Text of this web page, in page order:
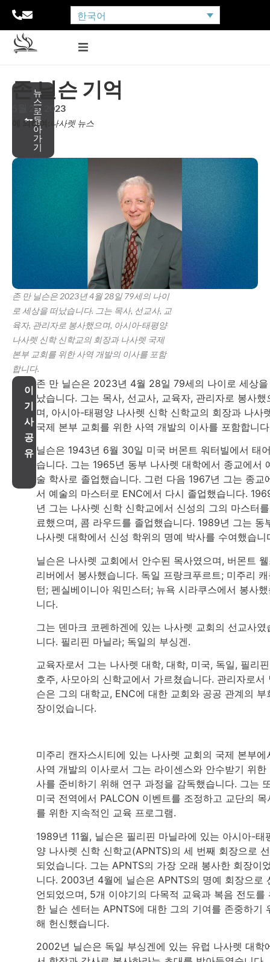
한국어
뉴
스
로
돌
아
가
기
존 닐슨 기억
5월 25, 2023
에 의하여: 나사렛 뉴스
존 만 닐슨은 2023년 4월 28일 79세의 나이
로 세상을 떠났습니다. 그는 목사, 선교사, 교
육자, 관리자로 봉사했으며, 아시아-태평양
나사렛 신학 신학교의 회장과 나사렛 국제
본부 교회를 위한 사역 개발의 이사를 포함
합니다.
이
기
사
공
유
존 만 닐슨은 2023년 4월 28일 79세의 나이로 세상
났습니다. 그는 목사, 선교사, 교육자, 관리자로 봉사했
며, 아시아-태평양 나사렛 신학 신학교의 회장과 나사
국제 본부 교회를 위한 사역 개발의 이사를 포함합니
닐슨은 1943년 6월 30일 미국 버몬트 워터빌에서 태
습니다. 그는 1965년 동부 나사렛 대학에서 종교에서
술 학사로 졸업했습니다. 그런 다음 1967년 그는 종교
서 예술의 마스터로 ENC에서 다시 졸업했습니다.
년 그는 나사렛 신학 신학교에서 신성의 그의 마스터
료했으며, 콤 라우드를 졸업했습니다. 1989년 그는 동
나사렛 대학에서 신성 학위의 명예 박사를 수여했습니
닐슨은 나사렛 교회에서 안수된 목사였으며, 버몬트
리버에서 봉사했습니다. 독일 프랑크푸르트; 미주리
턴; 펜실베이니아 워민스터; 뉴욕 시라쿠스에서 봉사
니다.
그는 덴마크 코펜하겐에 있는 나사렛 교회의 선교사였
니다. 필리핀 마닐라; 독일의 부싱겐.
교육자로서 그는 나사렛 대학, 대학, 미국, 독일, 필리
호주, 사모아의 신학교에서 가르쳤습니다. 관리자로서
슨은 그의 대학교, ENC에 대한 교회와 공공 관계의 부
장이었습니다.
미주리 캔자스시티에 있는 나사렛 교회의 국제 본부에
사역 개발의 이사로서 그는 라이센스와 안수받기 위한
사를 준비하기 위해 연구 과정을 감독했습니다. 그는
미국 전역에서 PALCON 이벤트를 조정하고 교단의 목
를 위한 지속적인 교육 프로그램.
1989년 11월, 닐슨은 필리핀 마닐라에 있는 아시아-태
양 나사렛 신학 신학교(APNTS)의 세 번째 회장으로
되었습니다. 그는 APNTS의 가장 오래 봉사한 회장이
니다. 2003년 4월에 닐슨은 APNTS의 명예 회장으로
언되었으며, 5개 이야기의 다목적 교육과 복음 전도를
한 닐슨 센터는 APNTS에 대한 그의 기여를 존중하기
해 헌신했습니다.
2002년 닐슨은 독일 부싱겐에 있는 유럽 나사렛 대학